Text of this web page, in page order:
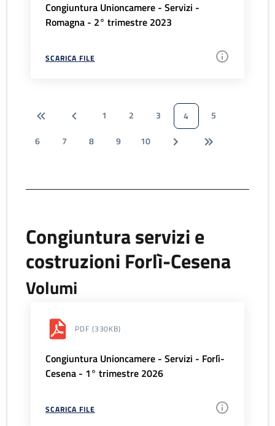
Congiuntura Unioncamere - Servizi -
Romagna - 2° trimestre 2023
SCARICA FILE
1 2 3 4
5
6
7 8 9 10
Congiuntura servizi e
costruzioni Forlì-Cesena
Volumi
PDF (330KB)
Congiuntura Unioncamere - Servizi - Forlì-
Cesena - 1° trimestre 2026
SCARICA FILE